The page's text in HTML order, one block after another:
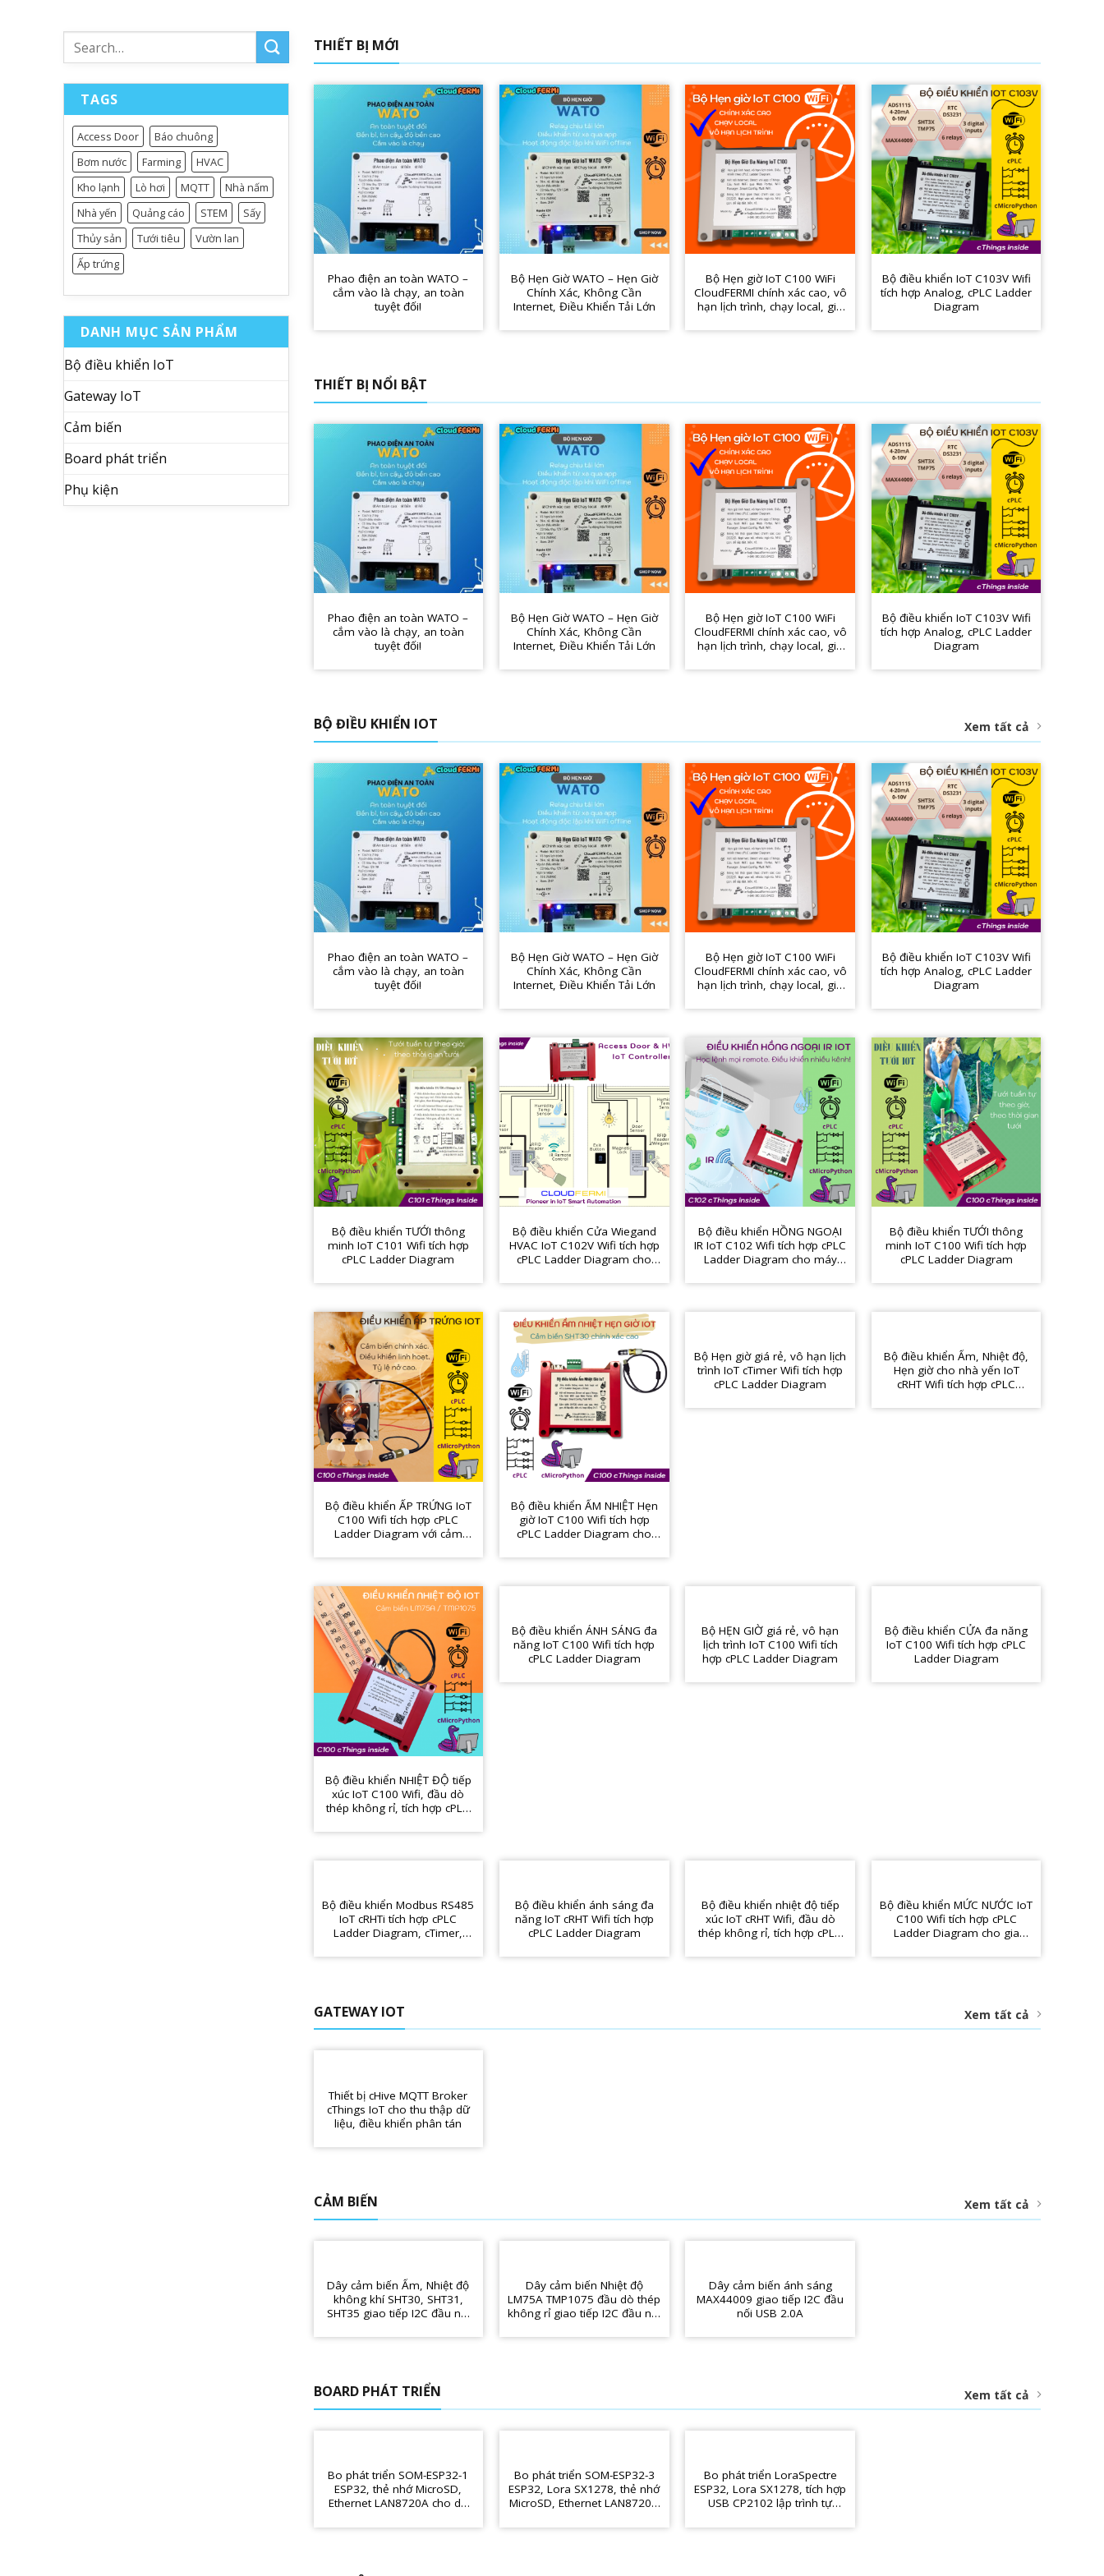
Search
for:
TAGS
Access Door
Báo chuông
Bơm nước
Farming
HVAC
Kho lạnh
Lò hơi MQTT
Nhà nấm
Nhà yến
Quảng cáo STEM
Sấy
Thủy sản
Tưới tiêu
Vườn lan
Ấp trứng
DANH MỤC SẢN PHẨM
Bộ điều khiển IoT
Gateway IoT
Cảm biến
Board phát triển
Phụ kiện
THIẾT BỊ MỚI
Phao điện an toàn WATO –
cắm vào là chạy, an toàn
tuyệt đối!
Bộ Hẹn Giờ WATO – Hẹn Giờ
Chính Xác, Không Cần
Internet, Điều Khiển Tải Lớn
Bộ Hẹn giờ IoT C100 WiFi
CloudFERMI chính xác cao, vô
hạn lịch trình, chạy local, giá
Bộ điều khiển IoT C103V Wifi
tích hợp Analog, cPLC Ladder
Diagram
THIẾT BỊ NỔI BẬT
Phao điện an toàn WATO –
cắm vào là chạy, an toàn
tuyệt đối!
Bộ Hẹn Giờ WATO – Hẹn Giờ
Chính Xác, Không Cần
Internet, Điều Khiển Tải Lớn
Bộ Hẹn giờ IoT C100 WiFi
CloudFERMI chính xác cao, vô
hạn lịch trình, chạy local, giá
Bộ điều khiển IoT C103V Wifi
tích hợp Analog, cPLC Ladder
Diagram
BỘ ĐIỀU KHIỂN IOT Xem tất cả
Phao điện an toàn WATO –
cắm vào là chạy, an toàn
tuyệt đối!
Bộ Hẹn Giờ WATO – Hẹn Giờ
Chính Xác, Không Cần
Internet, Điều Khiển Tải Lớn
Bộ Hẹn giờ IoT C100 WiFi
CloudFERMI chính xác cao, vô
hạn lịch trình, chạy local, giá
Bộ điều khiển IoT C103V Wifi
tích hợp Analog, cPLC Ladder
Diagram
Bộ điều khiển TƯỚI thông
minh IoT C101 Wifi tích hợp
cPLC Ladder Diagram
Bộ điều khiển Cửa Wiegand
HVAC IoT C102V Wifi tích hợp
cPLC Ladder Diagram cho
…
Bộ điều khiển HỒNG NGOẠI
IR IoT C102 Wifi tích hợp cPLC
Ladder Diagram cho máy
thông minh, y tế
Bộ điều khiển TƯỚI thông
minh IoT C100 Wifi tích hợp
cPLC Ladder Diagram
Bộ điều khiển ẤP TRỨNG IoT
C100 Wifi tích hợp cPLC
Ladder Diagram với cảm
tỷ lệ nở cao
Bộ điều khiển ẨM NHIỆT Hẹn
giờ IoT C100 Wifi tích hợp
cPLC Ladder Diagram cho
vườn lan, nhà nấm
Bộ Hẹn giờ giá rẻ, vô hạn lịch
trình IoT cTimer Wifi tích hợp
cPLC Ladder Diagram
Bộ điều khiển Ẩm, Nhiệt độ,
Hẹn giờ cho nhà yến IoT
cRHT Wifi tích hợp cPLC
Bộ điều khiển NHIỆT ĐỘ tiếp
xúc IoT C100 Wifi, đầu dò
thép không rỉ, tích hợp cPLC
Bộ điều khiển ÁNH SÁNG đa
năng IoT C100 Wifi tích hợp
cPLC Ladder Diagram
Bộ HẸN GIỜ giá rẻ, vô hạn
lịch trình IoT C100 Wifi tích
hợp cPLC Ladder Diagram
Bộ điều khiển CỬA đa năng
IoT C100 Wifi tích hợp cPLC
Ladder Diagram
Bộ điều khiển Modbus RS485
IoT cRHTi tích hợp cPLC
Ladder Diagram, cTimer,
Bộ điều khiển ánh sáng đa
năng IoT cRHT Wifi tích hợp
cPLC Ladder Diagram
Bộ điều khiển nhiệt độ tiếp
xúc IoT cRHT Wifi, đầu dò
thép không rỉ, tích hợp cPLC
Bộ điều khiển MỨC NƯỚC IoT
C100 Wifi tích hợp cPLC
Ladder Diagram cho gia
farming
GATEWAY IOT Xem tất cả
Thiết bị cHive MQTT Broker
cThings IoT cho thu thập dữ
liệu, điều khiển phân tán
CẢM BIẾN Xem tất cả
Dây cảm biến Ẩm, Nhiệt độ
không khí SHT30, SHT31,
SHT35 giao tiếp I2C đầu nối
Dây cảm biến Nhiệt độ
LM75A TMP1075 đầu dò thép
không rỉ giao tiếp I2C đầu nối
Dây cảm biến ánh sáng
MAX44009 giao tiếp I2C đầu
nối USB 2.0A
BOARD PHÁT TRIỂN Xem tất cả
Bo phát triển SOM-ESP32-1
ESP32, thẻ nhớ MicroSD,
Ethernet LAN8720A cho dự
Bo phát triển SOM-ESP32-3
ESP32, Lora SX1278, thẻ nhớ
MicroSD, Ethernet LAN8720A
Bo phát triển LoraSpectre
ESP32, Lora SX1278, tích hợp
USB CP2102 lập trình tự